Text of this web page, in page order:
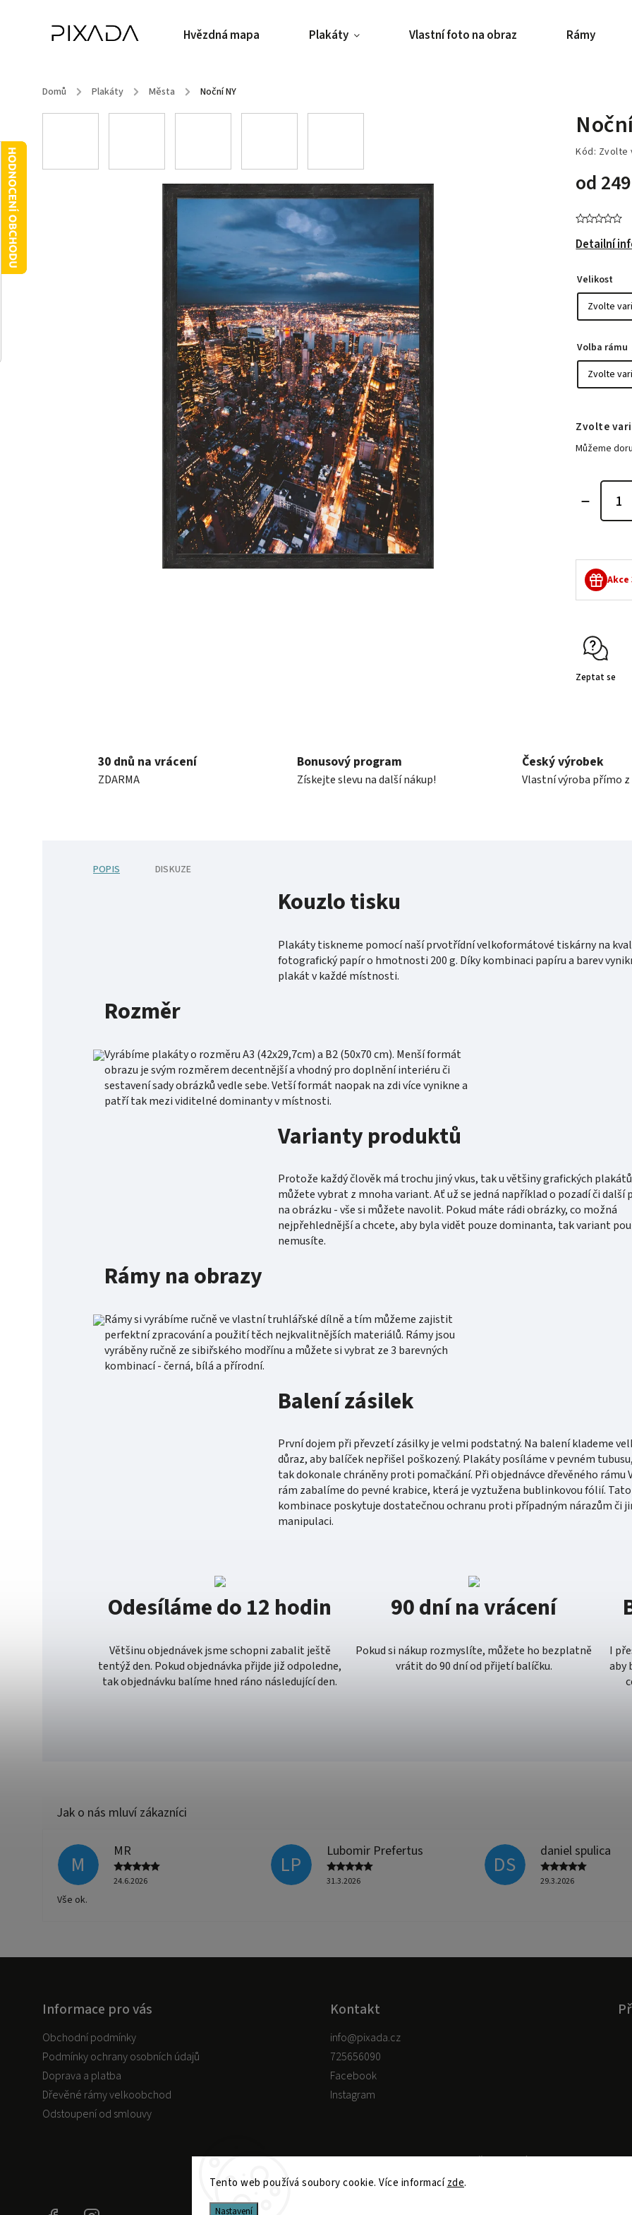
Tento web používá soubory cookie. Více informacízde.
Nastavení
Hvězdná mapa Plakáty Vlastní foto na obraz Rámy
Domů / Plakáty / Města / Noční NY
Kód: Zvolte
od
Detailní
Velikost
Volba rámu
Zvolte
Můžeme
Zeptat se
30 dnů na vrácení
ZDARMA
Bonusový program
Získejte slevu na další nákup!
Český výrobek
Vlastní výroba přímo z
POPIS DISKUZE
Kouzlo tisku
Plakáty tiskneme pomocí naší prvotřídní velkoformátové tiskárny na
fotografický papír o hmotnosti 200 g. Díky kombinaci papíru a barev
plakát v každé místnosti.
Rozměr
Vyrábíme plakáty o rozměru A3 (42x29,7cm) a B2 (50x70 cm). Menší formát
obrazu je svým rozměrem decentnější a vhodný pro doplnění interiéru či
sestavení sady obrázků vedle sebe. Vetší formát naopak na zdi více vynikne a
patří tak mezi viditelné dominanty v místnosti.
Varianty produktů
Protože každý člověk má trochu jiný vkus, tak u většiny grafických
můžete vybrat z mnoha variant. Ať už se jedná například o pozadí či další
na obrázku - vše si můžete navolit. Pokud máte rádi obrázky, co možná
nejpřehlednější a chcete, aby byla vidět pouze dominanta, tak variant
nemusíte.
Rámy na obrazy
Rámy si vyrábíme ručně ve vlastní truhlářské dílně a tím můžeme zajistit
perfektní zpracování a použití těch nejkvalitnějších materiálů. Rámy jsou
vyráběny ručně ze sibiřského modřínu a můžete si vybrat ze 3 barevných
kombinací - černá, bílá a přírodní.
Balení zásilek
První dojem při převzetí zásilky je velmi podstatný. Na balení klademe
důraz, aby balíček nepřišel poškozený. Plakáty posíláme v pevném
tak dokonale chráněny proti pomačkání. Při objednávce dřevěného rámu
rám zabalíme do pevné krabice, která je vyztužena bublinkovou fólií. Tato
kombinace poskytuje dostatečnou ochranu proti případným nárazům či
manipulaci.
Odesíláme do 12 hodin
Většinu objednávek jsme schopni zabalit ještě
tentýž den. Pokud objednávka přijde již odpoledne,
tak objednávku balíme hned ráno následující den.
90 dní na vrácení
Pokud si nákup rozmyslíte, můžete ho bezplatně
vrátit do 90 dní od přijetí balíčku.
I
aby
M
MR
24.6.2026
Vše ok.
LP
Lubomir Prefertus
31.3.2026
DS
daniel spulica
29.3.2026
Informace pro vás
Obchodní podmínky
Podmínky ochrany osobních údajů
Doprava a platba
Dřevěné rámy velkoobchod
Odstoupení od smlouvy
Kontakt
info@pixada.cz
725656090
Facebook
Instagram
Copyright 2026pixada.cz. Všechna práva vyhrazena.
Upravit nastavení cookies